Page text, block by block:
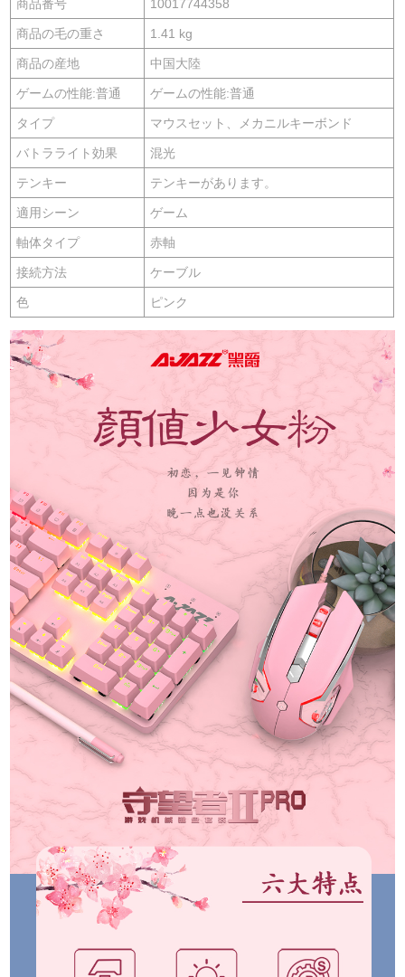
商品番号 10017744358
商品の毛の重さ 1.41 kg
商品の産地 中国大陸
ゲームの性能:普通 ゲームの性能:普通
タイプ マウスセット、メカニルキーボンド
バトラライト効果 混光
テンキー テンキーがあります。
適用シーン ゲーム
軸体タイプ 赤軸
接続方法 ケーブル
色 ピンク